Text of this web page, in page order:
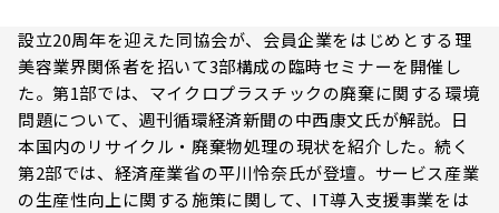
設立20周年を迎えた同協会が、会員企業をはじめとする理
美容業界関係者を招いて3部構成の臨時セミナーを開催し
た。第1部では、マイクロプラスチックの廃棄に関する環境
問題について、週刊循環経済新聞の中西康文氏が解説。日
本国内のリサイクル・廃棄物処理の現状を紹介した。続く
第2部では、経済産業省の平川怜奈氏が登壇。サービス産業
の生産性向上に関する施策に関して、IT導入支援事業をは